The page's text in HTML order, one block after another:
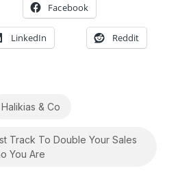
Facebook
LinkedIn Reddit
Halikias & Co
Track To Double Your Sales
You Are